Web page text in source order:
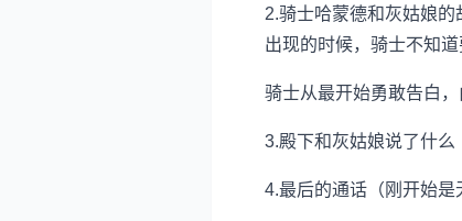
2.骑士哈蒙德和灰姑娘
出现的时候，骑士不知道
骑士从最开始勇敢告白
3.殿下和灰姑娘说了什么
4.最后的通话（刚开始是